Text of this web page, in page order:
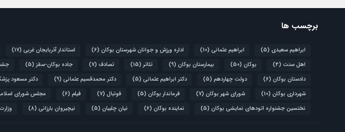
برچسب ها
ابراهیم سعیدی (5) ابراهیم عثمانی (10) اداره ورزش و جوانان شهرستان بوکان (6) استاندار آذربایجان غربی (17)
اهل سنت (4) بوکان (50) بیمارستان بوکان (9) تئاتر (15) تصادف (7) جاده بوکان-سقز (5)
دادستان بوکان (6) دولت چهاردهم (5) دکتر ابراهیم عثمانی (5) دکتر محمدقسیم عثمانی (9) دکتر مسعود
شهرداری بوکان (10) شورای شهر بوکان (7) فرماندار بوکان (5) فوتبال (7) فیلم (6) مجلس شورای
نختسین جشنواره اتودهای نمایشی بوکان (5) نماینده بوکان (6) نیان چلبیان (5) نیچیروان بارزانی (8)